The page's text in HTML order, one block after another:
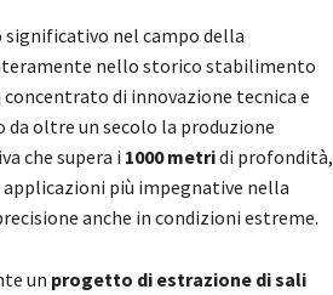
significativo nel campo della
nello storico stabilimento
di innovazione tecnica e
oltre un secolo la produzione
che supera i 1000 metridi profondità,
applicazioni più impegnative nella
anche in condizioni estreme.
un progetto di estrazione di sali